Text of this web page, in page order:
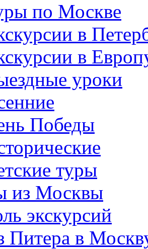
по Москве
в
в
уроки
Победы
туры
из Москвы
экскурсий
Питера в